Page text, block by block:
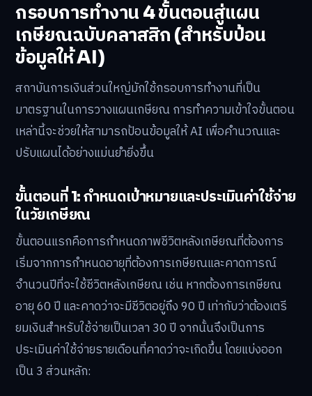
กรอบการทำงาน 4 ขั้นตอนสู่แผน
เกษียณฉบับคลาสสิก (สำหรับป้อน
ข้อมูลให้ AI)
สถาบันการเงินส่วนใหญ่มักใช้กรอบการทำงานที่เป็น
มาตรฐานในการวางแผนเกษียณ การทำความเข้าใจขั้นตอน
เหล่านี้จะช่วยให้สามารถป้อนข้อมูลให้ AI เพื่อคำนวณและ
ปรับแผนได้อย่างแม่นยำยิ่งขึ้น
ขั้นตอนที่ 1: กำหนดเป้าหมายและประเมินค่าใช้จ่าย
ในวัยเกษียณ
ขั้นตอนแรกคือการกำหนดภาพชีวิตหลังเกษียณที่ต้องการ
เริ่มจากการกำหนดอายุที่ต้องการเกษียณและคาดการณ์
จำนวนปีที่จะใช้ชีวิตหลังเกษียณ เช่น หากต้องการเกษียณ
อายุ 60 ปี และคาดว่าจะมีชีวิตอยู่ถึง 90 ปี เท่ากับว่าต้องเตรี
ยมเงินสำหรับใช้จ่ายเป็นเวลา 30 ปี จากนั้นจึงเป็นการ
ประเมินค่าใช้จ่ายรายเดือนที่คาดว่าจะเกิดขึ้น โดยแบ่งออก
เป็น 3 ส่วนหลัก: